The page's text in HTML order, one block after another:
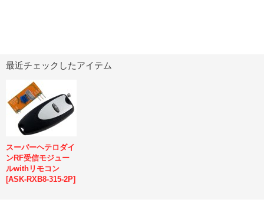
最近チェックしたアイテム
スーパーヘテロダイ
ンRF受信モジュー
ルwithリモコン
[ASK-RXB8-315-2P]